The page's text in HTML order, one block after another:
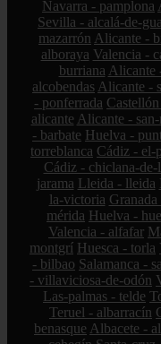
Navarra - pamplona
Sevilla - alcalá-de-
mazarrón Alicante -
alboraya Valencia -
burriana Alicante
alcobendas Alicante -
- ponferrada
alicante Alicante -
- barbate Huelva -
torreblanca Cádiz - el-
Cádiz - chiclana-de-
jarama Lleida - lleida
la-victoria
mérida Huelva -
Valencia - alfafar
montgrí Huesca - torla
- bilbao Salamanca -
- villaviciosa-de-odón
Las-palmas - telde
Teruel - albarracín
benasque Albacete -